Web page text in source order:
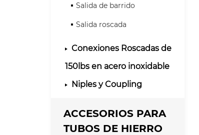
Salida de barrido
Salida roscada
Conexiones Roscadas de
150lbs en acero inoxidable
Niples y Coupling
ACCESORIOS PARA
TUBOS DE HIERRO